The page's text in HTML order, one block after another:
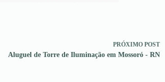
PRÓXIMO POST
Aluguel de Torre de Iluminação em Mossoró - RN